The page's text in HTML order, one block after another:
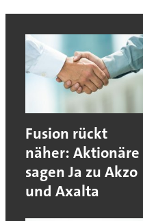
Fusion rückt
näher: Aktionäre
sagen Ja zu Akzo
und Axalta